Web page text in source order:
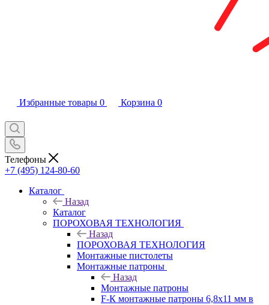
Избранные товары 0 Корзина 0
Телефоны
+7 (495) 124-80-60
Каталог
Назад
Каталог
ПОРОХОВАЯ ТЕХНОЛОГИЯ
Назад
ПОРОХОВАЯ ТЕХНОЛОГИЯ
Монтажные пистолеты
Монтажные патроны
Назад
Монтажные патроны
F-К монтажные патроны 6,8х11 мм в